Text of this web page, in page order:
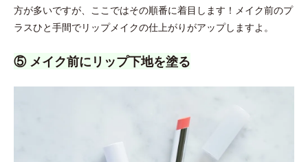
方が多いですが、ここではその順番に着目します！メイク前のプ
ラスひと手間でリップメイクの仕上がりがアップしますよ。
⑤ メイク前にリップ下地を塗る